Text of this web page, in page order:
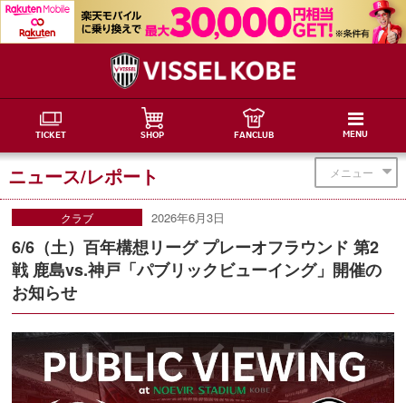
TICKET SHOP FANCLUB MENU
メニュー
ニュース/レポート
クラブ 2026年6月3日
6/6（土）百年構想リーグ プレーオフラウンド 第2
戦 鹿島vs.神戸「パブリックビューイング」開催の
お知らせ